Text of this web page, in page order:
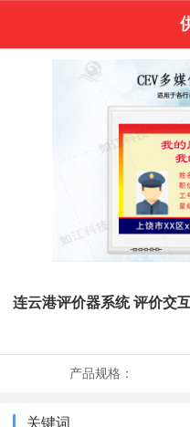
连云港评价器系统 评价交
产品规格：
关键词